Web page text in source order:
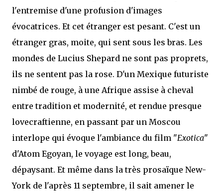
l'entremise d'une profusion d'images
évocatrices. Et cet étranger est pesant. C'est un
étranger gras, moite, qui sent sous les bras. Les
mondes de Lucius Shepard ne sont pas proprets,
ils ne sentent pas la rose. D'un Mexique futuriste
nimbé de rouge, à une Afrique assise à cheval
entre tradition et modernité, et rendue presque
lovecraftienne, en passant par un Moscou
interlope qui évoque l'ambiance du film "Exotica"
d'Atom Egoyan, le voyage est long, beau,
dépaysant. Et même dans la très prosaïque New-
York de l'après 11 septembre, il sait amener le